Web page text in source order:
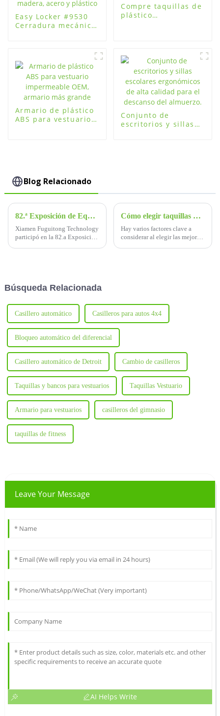
Easy Locker #9530
Cerradura mecánica
gabinetes de
madera, acero y
plástico
Compre taquillas de
plástico
Armario de plástico
ABS para vestuario
Conjunto de
escritorios y sillas
Blog Relacionado
82.ª Exposición de Equipos Educativos de China - Fuguitong, stand n.° S12001
Xiamen Fuguitong Technology
participó en la 82.a Exposición
Cómo elegir taquillas para el gimnasio
Hay varios factores clave a
considerar al elegir las mejores
Búsqueda Relacionada
Casillero automático Casilleros para autos 4x4
Bloqueo automático del diferencial
Casillero automático de Detroit Cambio de casilleros
Taquillas y bancos para vestuarios Taquillas Vestuario
Armario para vestuarios casilleros del gimnasio
taquillas de fitness
Leave Your Message
AI Helps Write